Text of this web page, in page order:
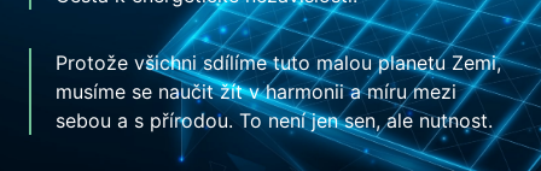
Protože všichni sdílíme tuto malou planetu Zemi,
musíme se naučit žít v harmonii a míru mezi
sebou a s přírodou. To není jen sen, ale nutnost.